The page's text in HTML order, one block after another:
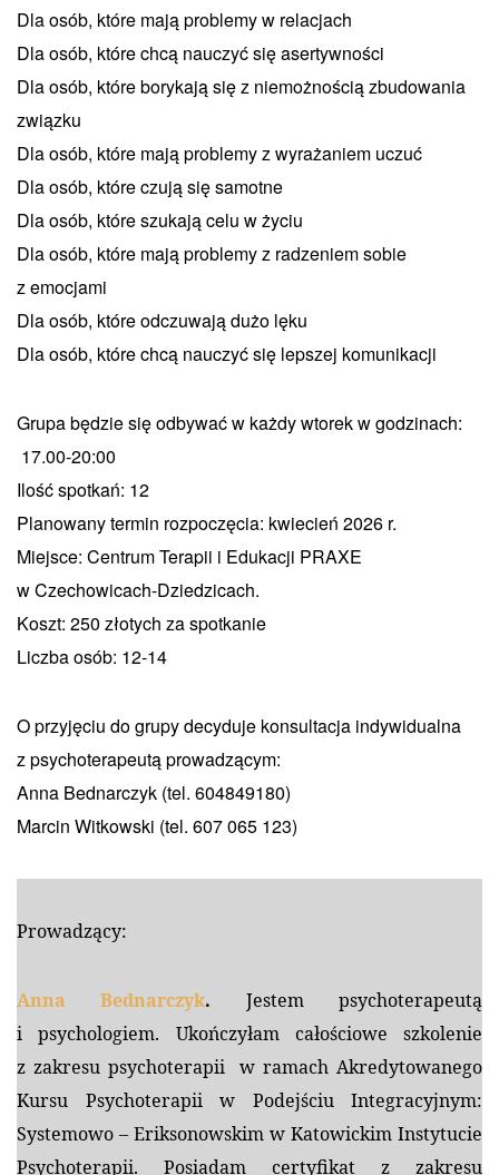
Dla osób, które mają problemy w relacjach
Dla osób, które chcą nauczyć się asertywności
Dla osób, które borykają się z niemożnością zbudowania
związku
Dla osób, które mają problemy z wyrażaniem uczuć
Dla osób, które czują się samotne
Dla osób, które szukają celu w życiu
Dla osób, które mają problemy z radzeniem sobie
z emocjami
Dla osób, które odczuwają dużo lęku
Dla osób, które chcą nauczyć się lepszej komunikacji
Grupa będzie się odbywać w każdy wtorek w godzinach:
17.00-20:00
Ilość spotkań: 12
Planowany termin rozpoczęcia: kwiecień 2026 r.
Miejsce: Centrum Terapii i Edukacji PRAXE
w Czechowicach-Dziedzicach.
Koszt: 250 złotych za spotkanie
Liczba osób: 12-14
O przyjęciu do grupy decyduje konsultacja indywidualna
z psychoterapeutą prowadzącym:
Anna Bednarczyk (tel. 604849180)
Marcin Witkowski (tel. 607 065 123)
Prowadzący:
Anna Bednarczyk. Jestem psychoterapeutą
i psychologiem. Ukończyłam całościowe szkolenie
z zakresu psychoterapii w ramach Akredytowanego
Kursu Psychoterapii w Podejściu Integracyjnym:
Systemowo – Eriksonowskim w Katowickim Instytucie
Psychoterapii. Posiadam certyfikat z zakresu